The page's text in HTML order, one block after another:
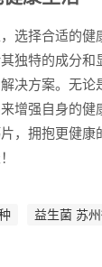
选择合适的健
独特的成分和
决方案。无论
增强自身的健
，拥抱更健康
益生菌 苏